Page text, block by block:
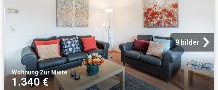
9 bilder
Wohnung·Zur Miete
1.340 €